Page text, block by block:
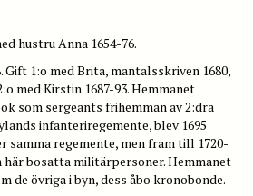
hustru Anna 1654-76.
Gift 1:o med Brita, mantalsskriven 1680,
med Kirstin 1687-93. Hemmanet
som sergeants frihemman av 2:dra
infanteriregemente, blev 1695
samma regemente, men fram till 1720-
här bosatta militärpersoner. Hemmanet
de övriga i byn, dess åbo kronobonde.